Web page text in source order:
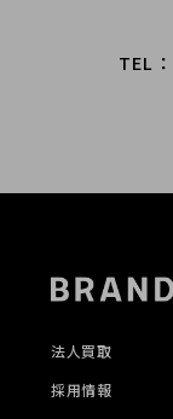
TEL
法人買取
採用情報